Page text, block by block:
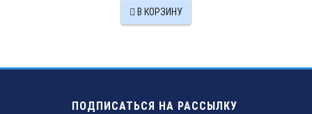
В КОРЗИНУ
ПОДПИСАТЬСЯ НА РАССЫЛКУ